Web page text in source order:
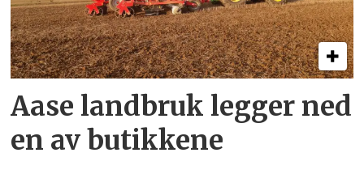
Aase landbruk legger ned
en av butikkene